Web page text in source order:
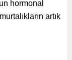
hormonal
artık